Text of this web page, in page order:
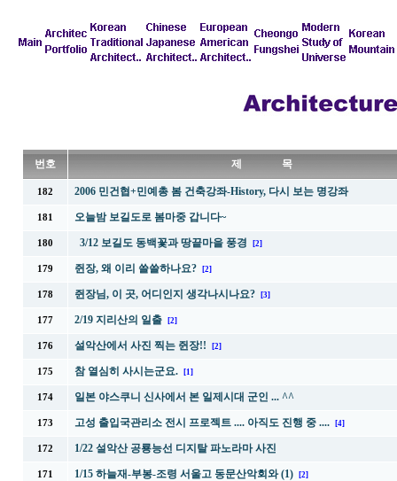
번호 제 목
182 2006 민건협+민예총 봄 건축강좌-History, 다시 보는 명강좌
181 오늘밤 보길도로 봄마중 갑니다~
180 3/12 보길도 동백꽃과 땅끝마을 풍경 [2]
179 쥔장, 왜 이리 쓸쓸하나요? [2]
178 쥔장님, 이 곳, 어디인지 생각나시나요? [3]
177 2/19 지리산의 일출 [2]
176 설악산에서 사진 찍는 쥔장!! [2]
175 참 열심히 사시는군요. [1]
174 일본 야스쿠니 신사에서 본 일제시대 군인 ... ^^
173 고성 출입국관리소 전시 프로젝트 .... 아직도 진행 중 .... [4]
172 1/22 설악산 공룡능선 디지탈 파노라마 사진
171 1/15 하늘재-부봉-조령 서울고 동문산악회와 (1) [2]